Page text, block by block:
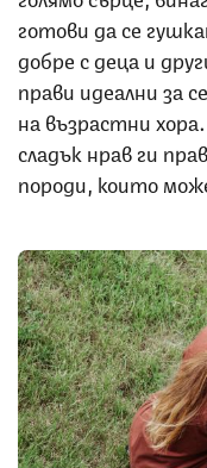
готови да се
добре с деца и
прави идеални за
на възрастни
сладък нрав ги
породи, които